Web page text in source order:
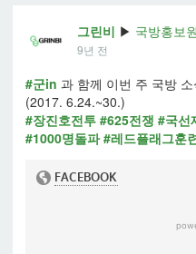
그린비 ▶ 국방홍보원
9년 전
#군in 과 함께 이번 주 국방
(2017. 6.24.~30.)
#장진호전투 #625전쟁 #국선
#1000명돌파 #레드플래그훈